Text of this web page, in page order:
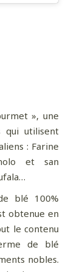
», une
qui utilisent
: Farine
et san
blé 100%
obtenue en
le contenu
de blé
nobles.